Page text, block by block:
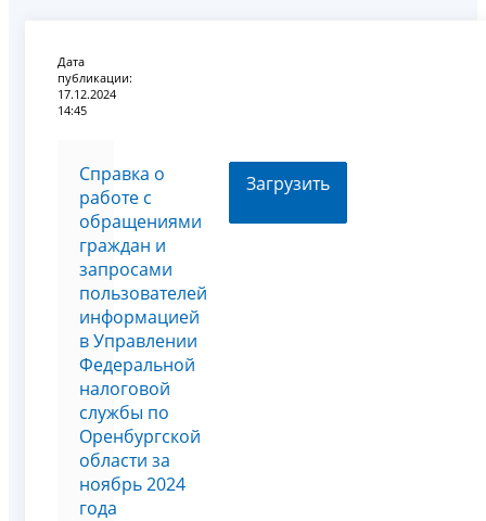
Дата
публикации:
17.12.2024
14:45
Справка о
работе с
обращениями
граждан и
запросами
пользователей
информацией
в Управлении
Федеральной
налоговой
службы по
Оренбургской
области за
ноябрь 2024
года
Загрузить